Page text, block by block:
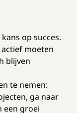
op succes.
moeten
blijven
te nemen:
ga naar
een groei